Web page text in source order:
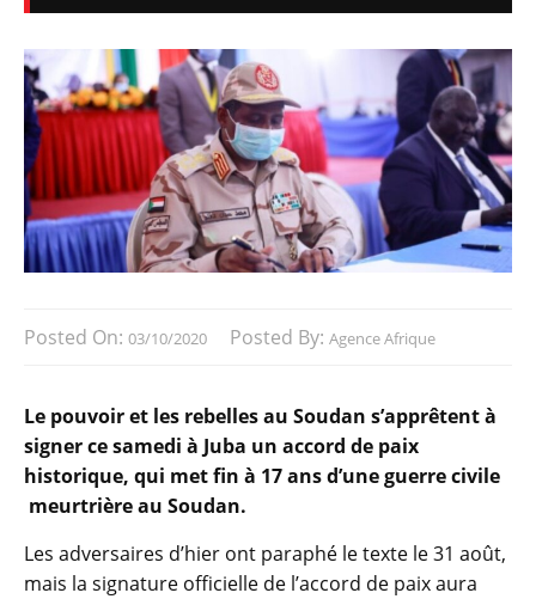
Posted On: 03/10/2020 Posted By: Agence Afrique
Le pouvoir et les rebelles au Soudan s’apprêtent à
signer ce samedi à Juba un accord de paix
historique, qui met fin à 17 ans d’une guerre civile
meurtrière au Soudan.
Les adversaires d’hier ont paraphé le texte le 31 août,
mais la signature officielle de l’accord de paix aura